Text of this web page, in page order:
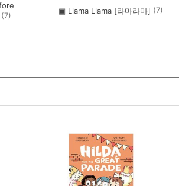
(7)
▣ Llama Llama [라마라마] (7)